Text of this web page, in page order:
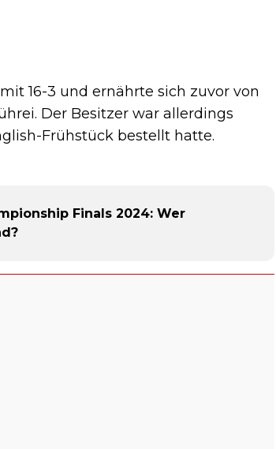
16-3 und ernährte sich zuvor von
Der Besitzer war allerdings
Frühstück bestellt hatte.
Finals 2024: Wer